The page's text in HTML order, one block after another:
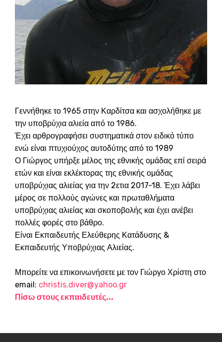
Γεννήθηκε το 1965 στην Καρδίτσα και ασχολήθηκε με
την υποβρύχια αλιεία από το 1986.
Έχει αρθρογραφήσει συστηματικά στον ειδικό τύπο
ενώ είναι πτυχιούχος αυτοδύτης από το 1989
Ο Γιώργος υπήρξε μέλος της εθνικής ομάδας επί σειρά
ετών και είναι εκλέκτορας της εθνικής ομάδας
υποβρύχιας αλιείας για την 2ετια 2017-18. Έχει λάβει
μέρος σε πολλούς αγώνες και πρωταθλήματα
υποβρύχιας αλιείας και σκοποβολής και έχει ανέβει
πολλές φορές στο βάθρο.
Είναι Εκπαιδευτής Ελεύθερης Κατάδυσης &
Εκπαιδευτής Υποβρύχιας Αλιείας.
Μπορείτε να επικοινωνήσετε με τον Γιώργο Χρίστη στο
email: christis.diver@yahoo.gr
Πίσω στους εκπαιδευτές...